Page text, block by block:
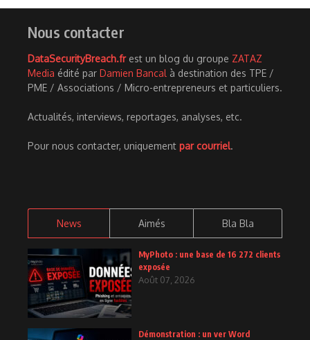
Nous contacter
DataSecurityBreach.frest un blog du groupe ZATAZ
Media édité par Damien Bancal à destination des TPE /
PME / Associations / Micro-entrepreneurs et particuliers.
Actualités, interviews, reportages, analyses, etc.
Pour nous contacter, uniquement par courriel.
News Aimés Bla Bla
MyPhoto : une base de 16 272 clients
exposée
Août 07, 2026
Démonstration : un ver Word